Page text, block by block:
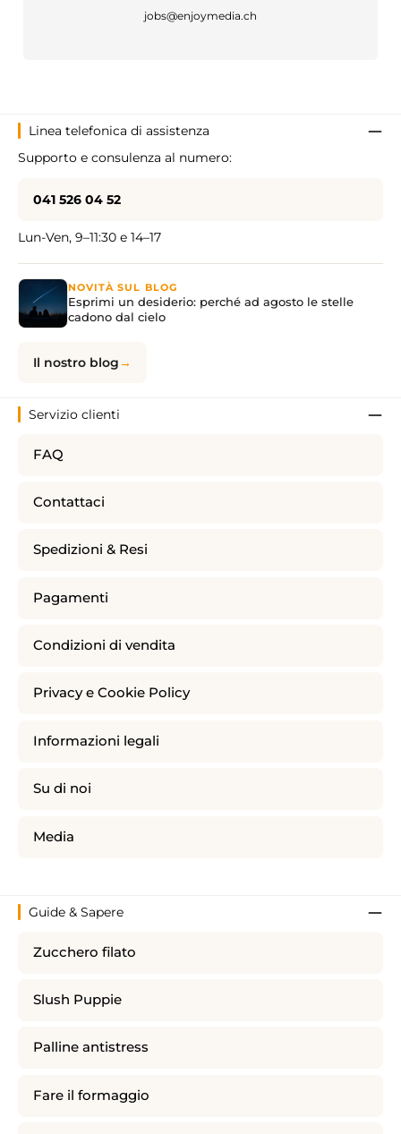
jobs@enjoymedia.ch
Linea telefonica di assistenza
Supporto e consulenza al numero:
041 526 04 52
Lun-Ven, 9–11:30 e 14–17
NOVITÀ SUL BLOG
Esprimi un desiderio: perché ad agosto le stelle
cadono dal cielo
Il nostro blog
Servizio clienti
FAQ
Contattaci
Spedizioni & Resi
Pagamenti
Condizioni di vendita
Privacy e Cookie Policy
Informazioni legali
Su di noi
Media
Guide & Sapere
Zucchero filato
Slush Puppie
Palline antistress
Fare il formaggio